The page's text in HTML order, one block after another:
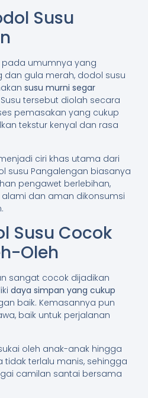
Susu
umumnya yang
gula merah, dodol susu
susu murni segar
tersebut diolah secara
pemasakan yang cukup
tekstur kenyal dan rasa
ciri khas utama dari
susu Pangalengan biasanya
pengawet berlebihan,
dan aman dikonsumsi
Susu Cocok
Oleh
sangat cocok dijadikan
daya simpan yang cukup
baik. Kemasannya pun
baik untuk perjalanan
oleh anak-anak hingga
tidak terlalu manis, sehingga
camilan santai bersama